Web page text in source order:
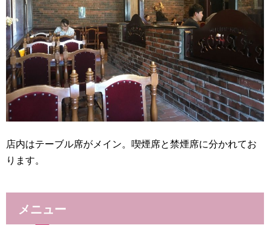
店内はテーブル席がメイン。喫煙席と禁煙席に分かれてお
ります。
メニュー